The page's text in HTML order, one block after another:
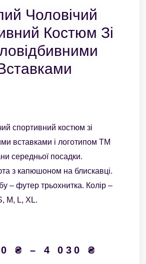
Чоловічий
Костюм Зі
спортивний костюм зі
вставками і логотипом ТМ
середньої посадки.
з капюшоном на блискавці.
– футер трьохнитка. Колір –
M, L, XL.
₴ – 4 030 ₴